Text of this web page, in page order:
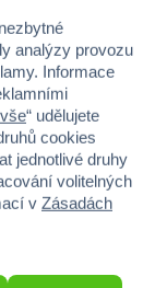
analýzy provozu
Informace
“ udělujete
cookies
jednotlivé druhy
volitelných
v Zásadách